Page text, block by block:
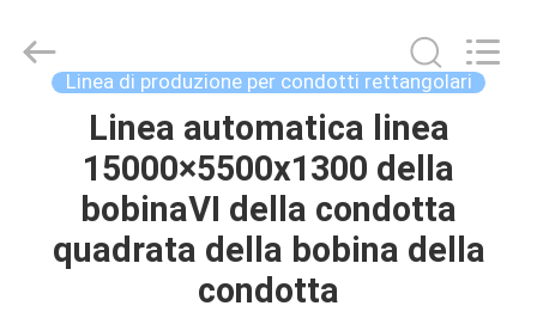
CASA.
PRODOTTI
MACHINERY
Linea di produzione per condotti rettangolari
Linea automatica linea
15000×5500x1300 della
bobinaⅥ della condotta
quadrata della bobina della
condotta